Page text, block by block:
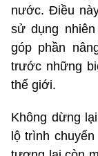
nước. Điều
sử dụng
góp phần
trước những
thế giới.
Không dừng
lộ trình